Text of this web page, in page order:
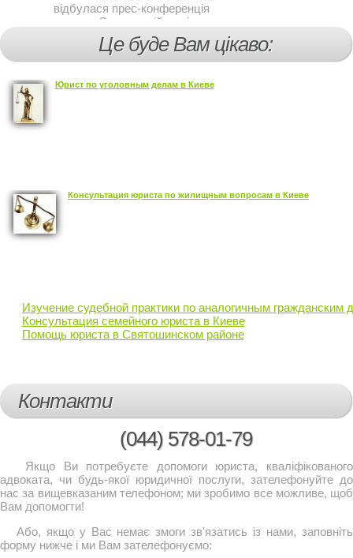
відбулася прес-конференція
на тему Стан аварійності за
участю, з вини дітей і
пішоходів.Це буде Вам цікаво:
Юрист по уголовным делам в Киеве
Консультация юриста по жилищным вопросам в Киеве
Изучение судебной практики по аналогичным гражданским
Консультация семейного юриста в Киеве
Помощь юриста в Святошинском районе
Контакти
(044) 578-01-79
Якщо Ви потребуєте допомоги юриста, кваліфікованого
адвоката, чи будь-якої юридичної послуги, зателефонуйте до
нас за вищевказаним телефоном; ми зробимо все можливе, щоб
Вам допомогти!
Або, якщо у Вас немає змоги зв'язатись із нами, заповніть
форму нижче і ми Вам зателефонуємо: